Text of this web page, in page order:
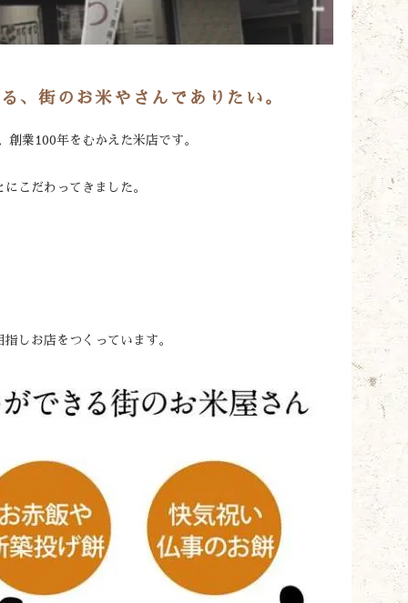
、街のお米やさんでありたい。
業100年をむかえた米店です。
こだわってきました。
しお店をつくっています。